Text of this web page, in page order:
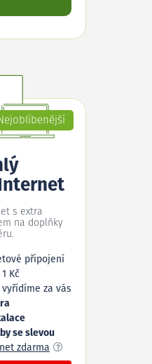
s extra
na doplňky
připojení
Kč
vyřídíme za vás
se slevou
zdarma